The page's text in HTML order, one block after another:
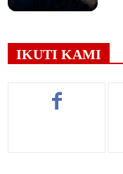
IKUTI KAMI